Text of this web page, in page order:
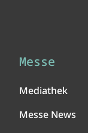
Messe
Mediathek
Messe News